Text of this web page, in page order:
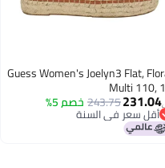
Guess Women's Joelyn3 Flat,
Multi 110,
231.04
243.75خصم 5%
أقل سعر في السنة
أقل سعر في السنة